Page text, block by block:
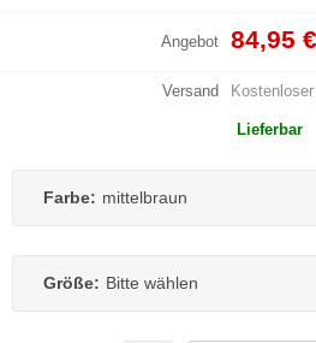
Angebot 84,95 €
Versand
Lieferbar
Farbe: mittelbraun
Größe: Bitte wählen